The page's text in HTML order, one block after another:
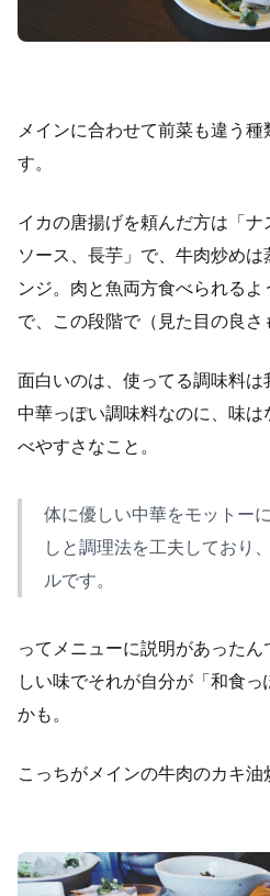
メインに合わせて前菜も違う
す。
イカの唐揚げを頼んだ方は「
ソース、長芋」で、牛肉炒め
ンジ。肉と魚両方食べられる
で、この段階で（見た目の良さ
面白いのは、使ってる調味料
中華っぽい調味料なのに、味
べやすさなこと。
体に優しい中華をモットー
しと調理法を工夫しており
ルです。
ってメニューに説明があった
しい味でそれが自分が「和食
かも。
こっちがメインの牛肉のカキ油